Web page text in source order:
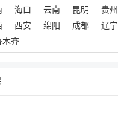
海口 云南 昆明 贵州
西安 绵阳 成都 辽宁
木齐